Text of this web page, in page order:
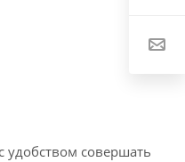
совершать